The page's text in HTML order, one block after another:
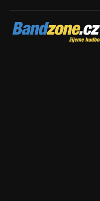
Bandzone.cz
žijeme hudbou